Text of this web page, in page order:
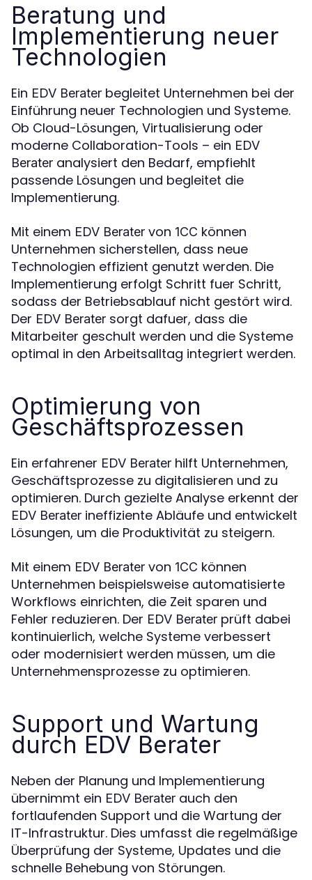
Beratung und
Implementierung neuer
Technologien
Ein EDV Berater begleitet Unternehmen bei der
Einführung neuer Technologien und Systeme.
Ob Cloud-Lösungen, Virtualisierung oder
moderne Collaboration-Tools – ein EDV
Berater analysiert den Bedarf, empfiehlt
passende Lösungen und begleitet die
Implementierung.
Mit einem EDV Berater von 1CC können
Unternehmen sicherstellen, dass neue
Technologien effizient genutzt werden. Die
Implementierung erfolgt Schritt fuer Schritt,
sodass der Betriebsablauf nicht gestört wird.
Der EDV Berater sorgt dafuer, dass die
Mitarbeiter geschult werden und die Systeme
optimal in den Arbeitsalltag integriert werden.
Optimierung von
Geschäftsprozessen
Ein erfahrener EDV Berater hilft Unternehmen,
Geschäftsprozesse zu digitalisieren und zu
optimieren. Durch gezielte Analyse erkennt der
EDV Berater ineffiziente Abläufe und entwickelt
Lösungen, um die Produktivität zu steigern.
Mit einem EDV Berater von 1CC können
Unternehmen beispielsweise automatisierte
Workflows einrichten, die Zeit sparen und
Fehler reduzieren. Der EDV Berater prüft dabei
kontinuierlich, welche Systeme verbessert
oder modernisiert werden müssen, um die
Unternehmensprozesse zu optimieren.
Support und Wartung
durch EDV Berater
Neben der Planung und Implementierung
übernimmt ein EDV Berater auch den
fortlaufenden Support und die Wartung der
IT-Infrastruktur. Dies umfasst die regelmäßige
Überprüfung der Systeme, Updates und die
schnelle Behebung von Störungen.